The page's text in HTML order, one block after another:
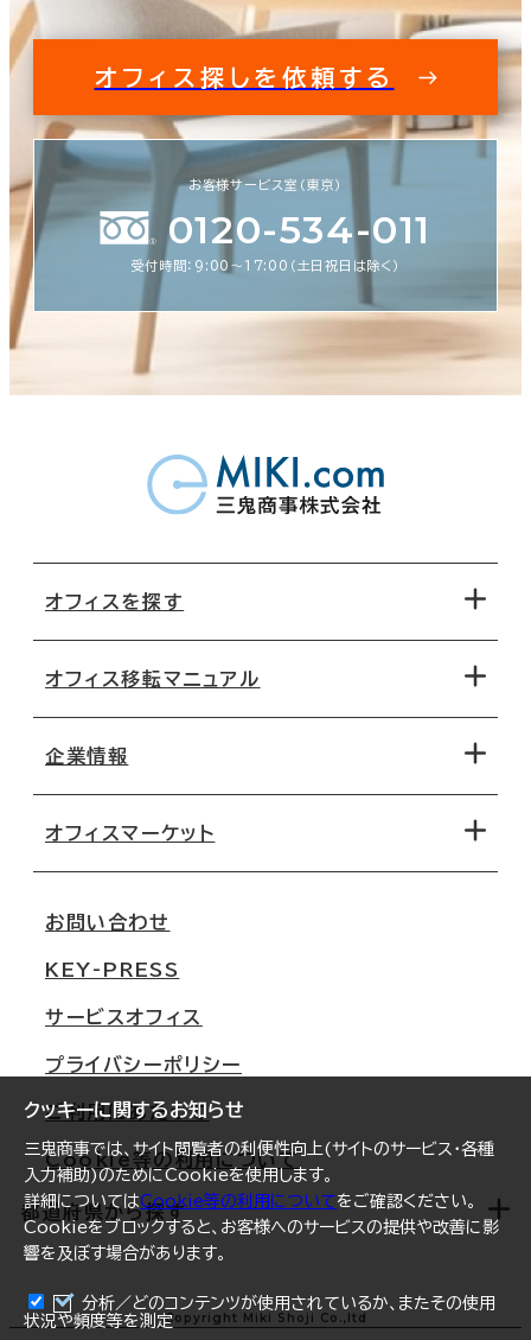
クッキーに関するお知らせ
三鬼商事では、サイト閲覧者の利便性向上(サイトのサービス・各種
入力補助)のためにCookieを使用します。
詳細についてはCookie等の利用についてをご確認ください。
Cookieをブロックすると、お客様へのサービスの提供や改善に影
響を及ぼす場合があります。
分析／どのコンテンツが使用されているか、またその使用
状況や頻度等を測定
オフィス探しを依頼する
お客様サービス室（東京）
0120-534-011
受付時間：9:00〜17:00（土日祝日は除く）
オフィスを探す
地図から探す
路線・駅から探す
オフィス移転マニュアル
移転コストシミュレーション
移転スケジュール
オフィス移転Q&A
企業情報
オフィスマーケット
大阪
名古屋
札幌
仙台
横浜
福岡
オフィスリポート
ログイン
お問い合わせ
KEY-PRESS
サービスオフィス
プライバシーポリシー
ご利用にあたって
Cookie等の利用について
都道府県から探す
北海道 Copyright Miki Shoji Co.,ltd